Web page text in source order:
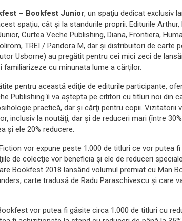
– Bookfest Junior, un spaţiu dedicat exclusiv
spaţiu, cât şi la standurile proprii. Editurile Arthur,
Curtea Veche Publishing, Diana, Frontiera,
TREI / Pandora M, dar şi distribuitori de carte
Usborne) au pregătit pentru cei mici zeci de
cu minunata lume a cărţilor.
pentru această ediţie de editurile participante,
Publishing îi va aştepta pe cititori cu titluri noi din
practică, dar şi cărţi pentru copii. Vizitatorii
inclusiv la noutăţi, dar şi de reduceri mari (între
şi ele 20% reducere.
vor expune peste 1.000 de titluri ce vor putea
de colecţie vor beneficia şi ele de reduceri
Bookfest 2018 lansând volumul premiat cu Man
carte tradusă de Radu Paraschivescu şi care
vor putea fi găsite circa 1.000 de titluri cu